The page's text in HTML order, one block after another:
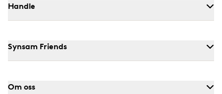
Handle
Synsam Friends
Om oss